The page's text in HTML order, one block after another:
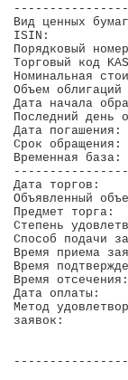
Вид
ISIN:
Торговый
Объем
Дата
Дата
Срок
Дата
Предмет
Степень
Способ
Время
Время
Время
Дата
Метод
заявок: